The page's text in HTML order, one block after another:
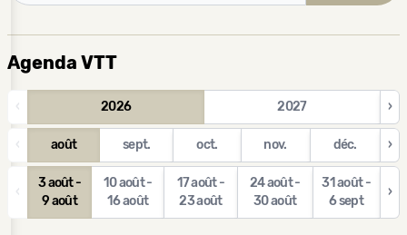
Agenda VTT
‹ 2026 2027 ›
‹ août sept. oct. nov. déc. ›
‹
3 août -
9 août
10 août -
16 août
17 août -
23 août
24 août -
30 août
31 août -
6 sept
›